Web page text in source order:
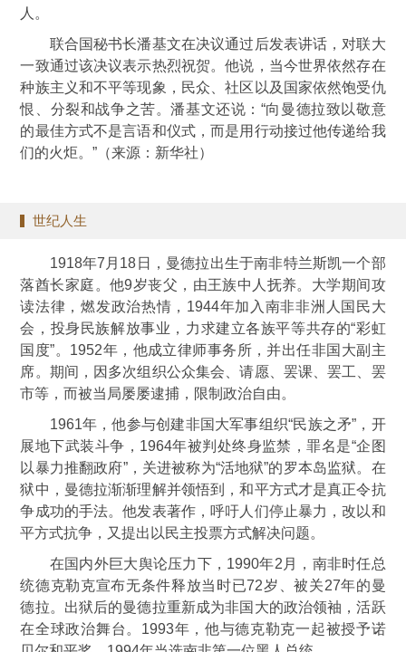
人。
联合国秘书长潘基文在决议通过后发表讲话，对联大
一致通过该决议表示热烈祝贺。他说，当今世界依然存在
种族主义和不平等现象，民众、社区以及国家依然饱受仇
恨、分裂和战争之苦。潘基文还说：“向曼德拉致以敬意
的最佳方式不是言语和仪式，而是用行动接过他传递给我
们的火炬。”（来源：新华社）
世纪人生
1918年7月18日，曼德拉出生于南非特兰斯凯一个部
落酋长家庭。他9岁丧父，由王族中人抚养。大学期间攻
读法律，燃发政治热情，1944年加入南非非洲人国民大
会，投身民族解放事业，力求建立各族平等共存的“彩虹
国度”。1952年，他成立律师事务所，并出任非国大副主
席。期间，因多次组织公众集会、请愿、罢课、罢工、罢
市等，而被当局屡屡逮捕，限制政治自由。
1961年，他参与创建非国大军事组织“民族之矛”，开
展地下武装斗争，1964年被判处终身监禁，罪名是“企图
以暴力推翻政府”，关进被称为“活地狱”的罗本岛监狱。在
狱中，曼德拉渐渐理解并领悟到，和平方式才是真正令抗
争成功的手法。他发表著作，呼吁人们停止暴力，改以和
平方式抗争，又提出以民主投票方式解决问题。
在国内外巨大舆论压力下，1990年2月，南非时任总
统德克勒克宣布无条件释放当时已72岁、被关27年的曼
德拉。出狱后的曼德拉重新成为非国大的政治领袖，活跃
在全球政治舞台。1993年，他与德克勒克一起被授予诺